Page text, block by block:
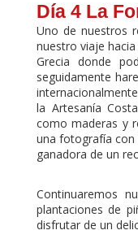
Día 4 La
Uno de nuestros
nuestro viaje
Grecia donde
seguidamente
la Artesanía
como maderas y
una fotografía con
ganadora de un
Continuaremos
plantaciones de
disfrutar de un